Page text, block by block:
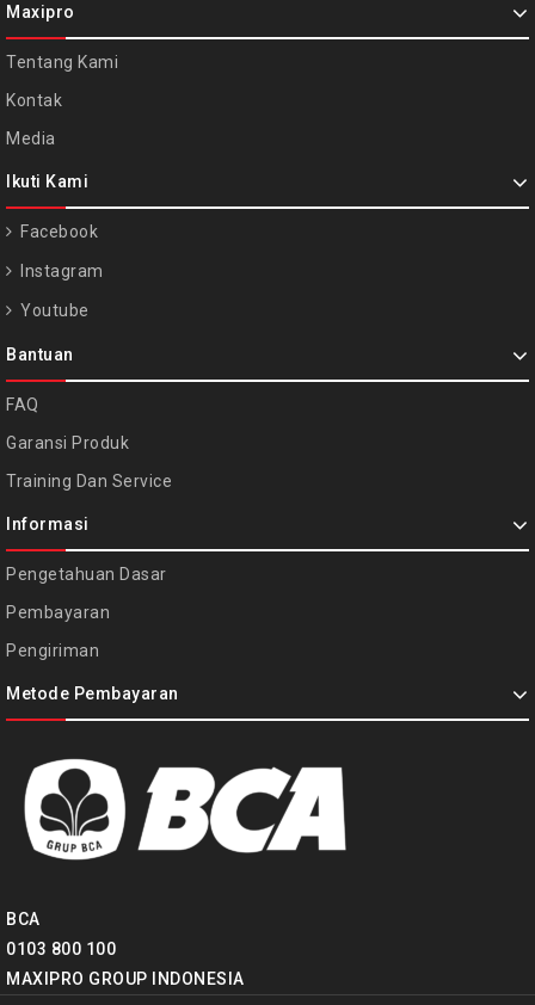
Maxipro
Tentang Kami
Kontak
Media
Ikuti Kami
Facebook
Instagram
Youtube
Bantuan
FAQ
Garansi Produk
Training Dan Service
Informasi
Pengetahuan Dasar
Pembayaran
Pengiriman
Metode Pembayaran
BCA
0103 800 100
MAXIPRO GROUP INDONESIA